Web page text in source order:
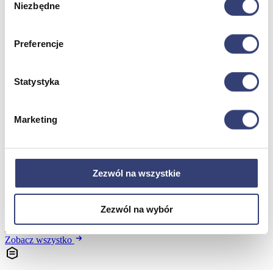
zgody
Niezbędne
Preferencje
Statystyka
Marketing
Zezwól na wszystkie
Zezwól na wybór
Parawany
Urządzenia
Zobacz wszystko
Dofinansowania
Dofinansowania
Zobacz wszystko